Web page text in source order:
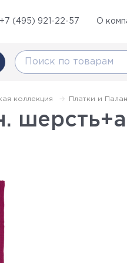
+7 (495) 921-22-57 О
коллекция Платки и